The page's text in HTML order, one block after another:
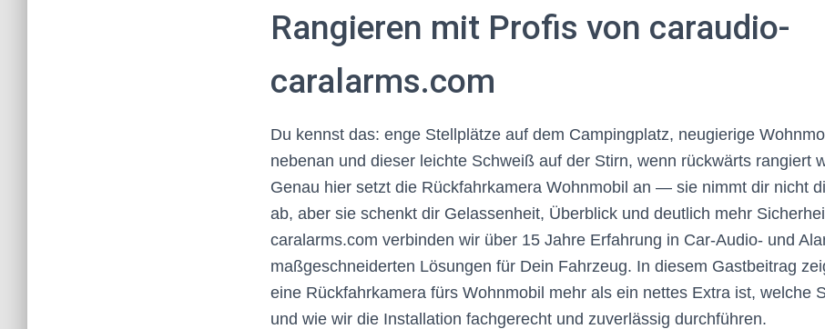
Rangieren mit Profis von caraudio-
caralarms.com
Du kennst das: enge Stellplätze auf dem Campingplatz, neugierige
nebenan und dieser leichte Schweiß auf der Stirn, wenn rückwärts rangiert
Genau hier setzt die Rückfahrkamera Wohnmobil an — sie nimmt dir nicht
ab, aber sie schenkt dir Gelassenheit, Überblick und deutlich mehr
caralarms.com verbinden wir über 15 Jahre Erfahrung in Car-Audio- und
maßgeschneiderten Lösungen für Dein Fahrzeug. In diesem Gastbeitrag
eine Rückfahrkamera fürs Wohnmobil mehr als ein nettes Extra ist, welche
und wie wir die Installation fachgerecht und zuverlässig durchführen.